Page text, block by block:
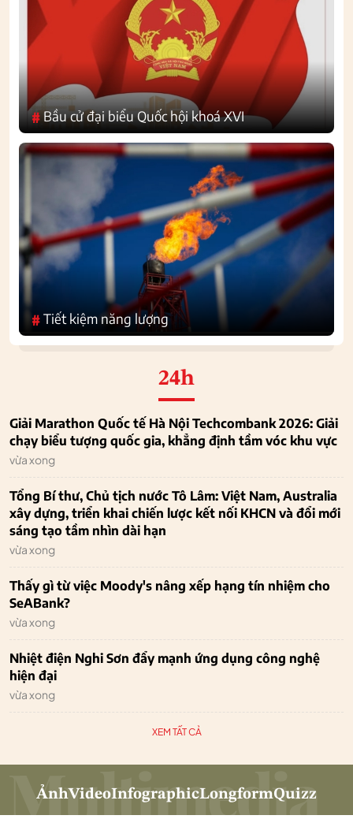
#Bầu cử đại biểu Quốc hội khoá XVI
#Tiết kiệm năng lượng
24h
Giải Marathon Quốc tế Hà Nội Techcombank 2026: Giải
chạy biểu tượng quốc gia, khẳng định tầm vóc khu vực
vừa xong
Tổng Bí thư, Chủ tịch nước Tô Lâm: Việt Nam, Australia
xây dựng, triển khai chiến lược kết nối KHCN và đổi mới
sáng tạo tầm nhìn dài hạn
vừa xong
Thấy gì từ việc Moody's nâng xếp hạng tín nhiệm cho
SeABank?
vừa xong
Nhiệt điện Nghi Sơn đẩy mạnh ứng dụng công nghệ
hiện đại
vừa xong
XEM TẤT CẢ
ẢnhVideoInfographicLongformQuizz